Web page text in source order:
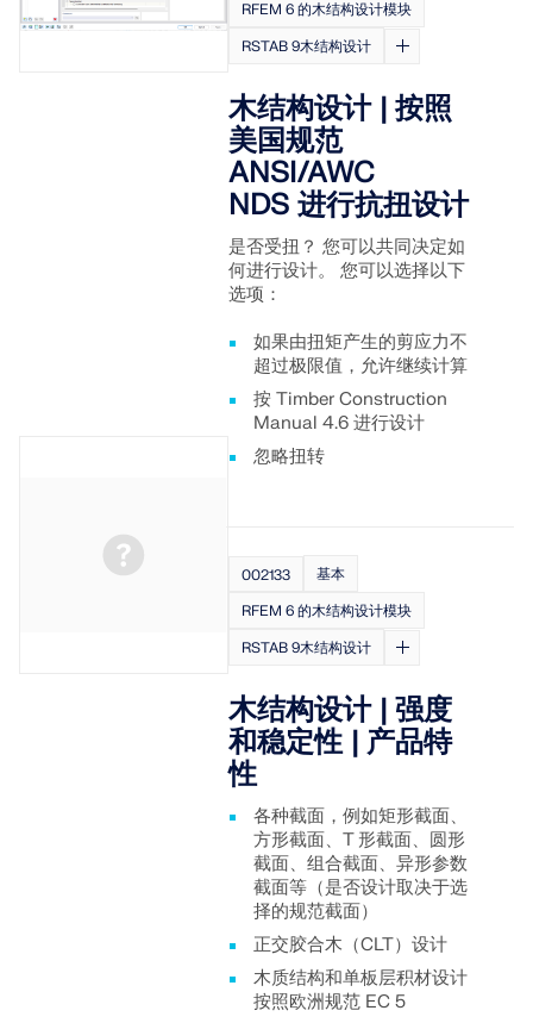
RFEM 6 的木结构设计模块
RSTAB 9木结构设计
木结构设计 | 按照
美国规范
ANSI/AWC
NDS 进行抗扭设计
是否受扭？ 您可以共同决定如
何进行设计。 您可以选择以下
选项：
如果由扭矩产生的剪应力不
超过极限值，允许继续计算
按 Timber Construction
Manual 4.6 进行设计
忽略扭转
002133
基本
RFEM 6 的木结构设计模块
RSTAB 9木结构设计
木结构设计 | 强度
和稳定性 | 产品特
性
各种截面，例如矩形截面、
方形截面、T 形截面、圆形
截面、组合截面、异形参数
截面等（是否设计取决于选
择的规范截面）
正交胶合木（CLT）设计
木质结构和单板层积材设计
按照欧洲规范 EC 5